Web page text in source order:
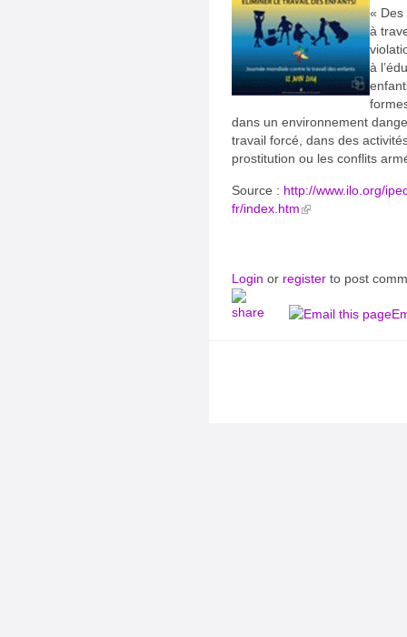
« Des
à
à
dans un environnement
travail forcé, dans des
prostitution ou les conflits
Source : http://www.ilo.org/
fr/index.htm
Login or register to post